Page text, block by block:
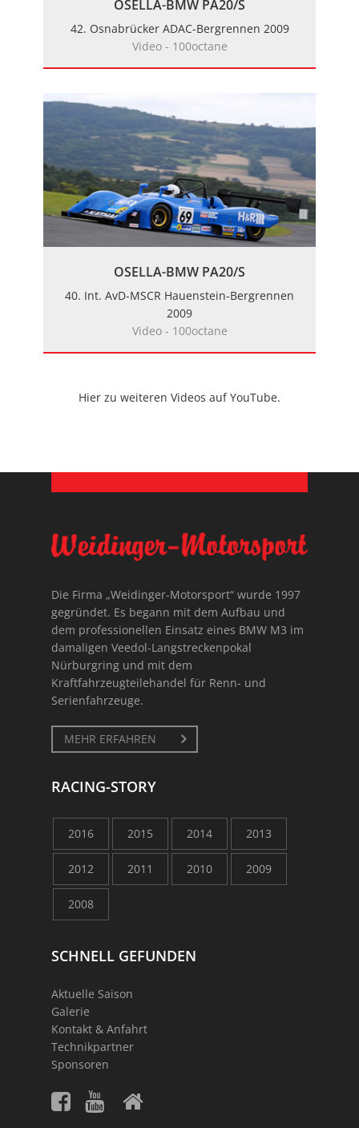
OSELLA-BMW PA20/S
42. Osnabrücker ADAC-Bergrennen 2009
Video - 100octane
OSELLA-BMW PA20/S
40. Int. AvD-MSCR Hauenstein-Bergrennen
2009
Video - 100octane
Hier zu weiteren Videos auf YouTube.
Die Firma „Weidinger-Motorsport“ wurde 1997
gegründet. Es begann mit dem Aufbau und
dem professionellen Einsatz eines BMW M3 im
damaligen Veedol-Langstreckenpokal
Nürburgring und mit dem
Kraftfahrzeugteilehandel für Renn- und
Serienfahrzeuge.
MEHR ERFAHREN
RACING-STORY
2016 2015 2014 2013
2012 2011 2010 2009
2008
SCHNELL GEFUNDEN
Aktuelle Saison
Galerie
Kontakt & Anfahrt
Technikpartner
Sponsoren